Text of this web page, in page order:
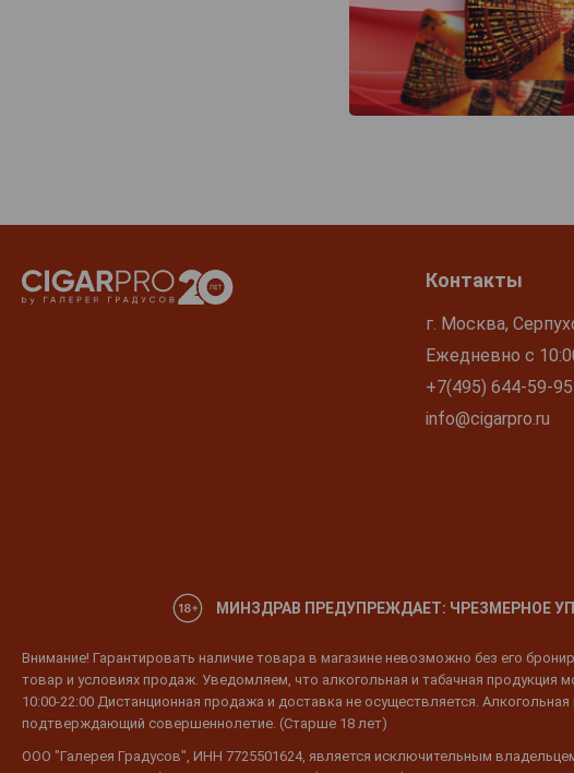
Контакты
г. Москва,
Ежедневно с
+7(495) 644-59-95
info@cigarpro.ru
МИНЗДРАВ ПРЕДУПРЕЖДАЕТ: ЧРЕЗМЕРНОЕ
Внимание! Гарантировать наличие товара в магазине невозможно без его
товар и условиях продаж. Уведомляем, что алкогольная и табачная продукция
10:00-22:00 Дистанционная продажа и доставка не осуществляется.
подтверждающий совершеннолетие. (Старше 18 лет)
ООО "Галерея Градусов", ИНН 7725501624, является исключительным